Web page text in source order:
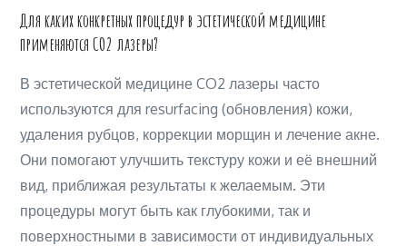
Для каких конкретных процедур в эстетической медицине
применяются CO2 лазеры?
В эстетической медицине CO2 лазеры часто
используются для resurfacing (обновления) кожи,
удаления рубцов, коррекции морщин и лечение акне.
Они помогают улучшить текстуру кожи и её внешний
вид, приближая результаты к желаемым. Эти
процедуры могут быть как глубокими, так и
поверхностными в зависимости от индивидуальных